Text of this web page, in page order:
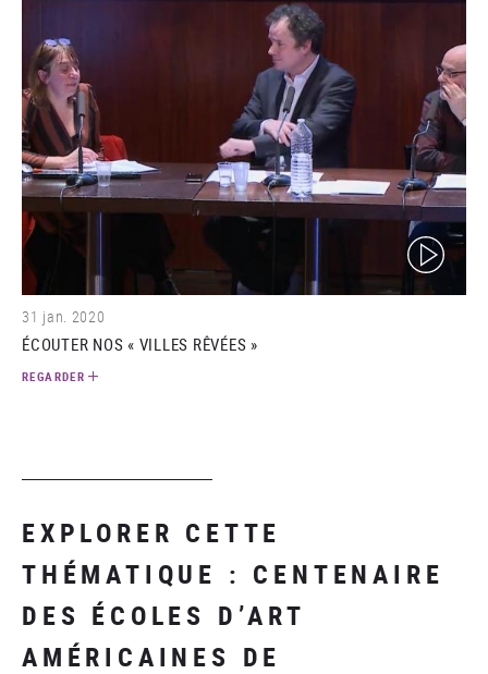
(video)
31 jan. 2020
ÉCOUTER NOS « VILLES RÊVÉES »
REGARDER
EXPLORER CETTE
THÉMATIQUE : CENTENAIRE
DES ÉCOLES D’ART
AMÉRICAINES DE